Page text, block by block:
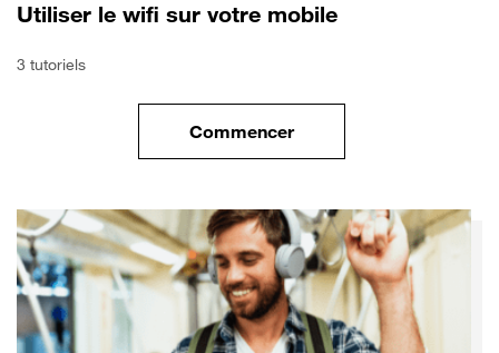
Utiliser le wifi sur votre mobile
3 tutoriels
Commencerle tuto pour Utiliser le wifi sur